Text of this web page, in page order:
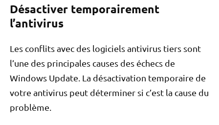
Désactiver temporairement
l’antivirus
Les conflits avec des logiciels antivirus tiers sont
l’une des principales causes des échecs de
Windows Update. La désactivation temporaire de
votre antivirus peut déterminer si c’est la cause du
problème.